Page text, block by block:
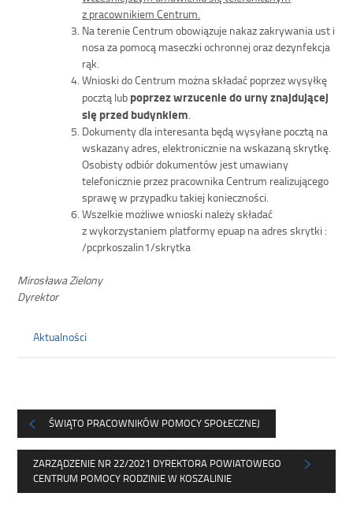
z pracownikiem Centrum.
Na terenie Centrum obowiązuje nakaz zakrywania ust i
nosa za pomocą maseczki ochronnej oraz dezynfekcja
rąk.
Wnioski do Centrum można składać poprzez wysyłkę
pocztą lub poprzez wrzucenie do urny znajdującej
się przed budynkiem
Dokumenty dla interesanta będą wysyłane pocztą na
wskazany adres, elektronicznie na wskazaną skrytkę.
Osobisty odbiór dokumentów jest umawiany
telefonicznie przez pracownika Centrum realizującego
sprawę w przypadku takiej konieczności.
Wszelkie możliwe wnioski należy składać
z wykorzystaniem platformy epuap na adres skrytki :
/pcprkoszalin1/skrytka
Mirosława Zielony
Dyrektor
Aktualności
ŚWIĄTO PRACOWNIKÓW POMOCY SPOŁECZNEJ
ZARZĄDZENIE NR 22/2021 DYREKTORA POWIATOWEGO
CENTRUM POMOCY RODZINIE W KOSZALINIE